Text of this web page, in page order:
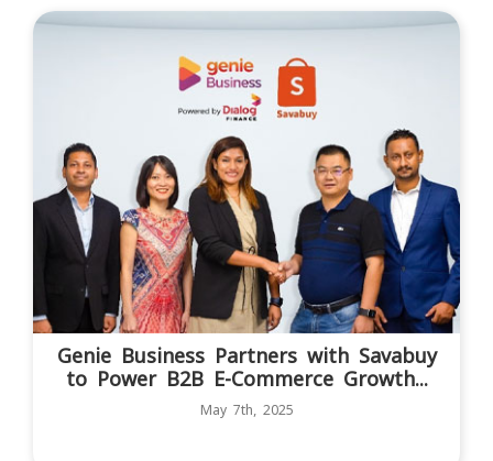
Genie Business Partners with Savabuy
to Power B2B E-Commerce Growth...
May 7th, 2025